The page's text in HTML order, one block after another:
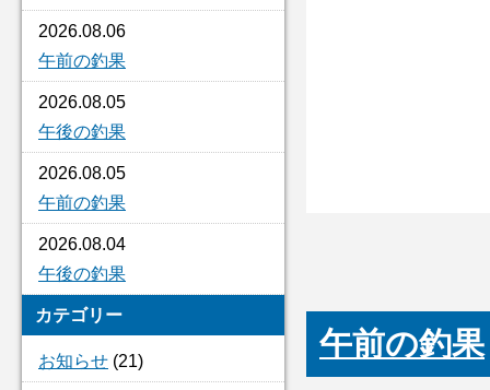
2026.08.06
午前の釣果
2026.08.05
午後の釣果
2026.08.05
午前の釣果
2026.08.04
午後の釣果
カテゴリー
お知らせ (21) 午前の釣果